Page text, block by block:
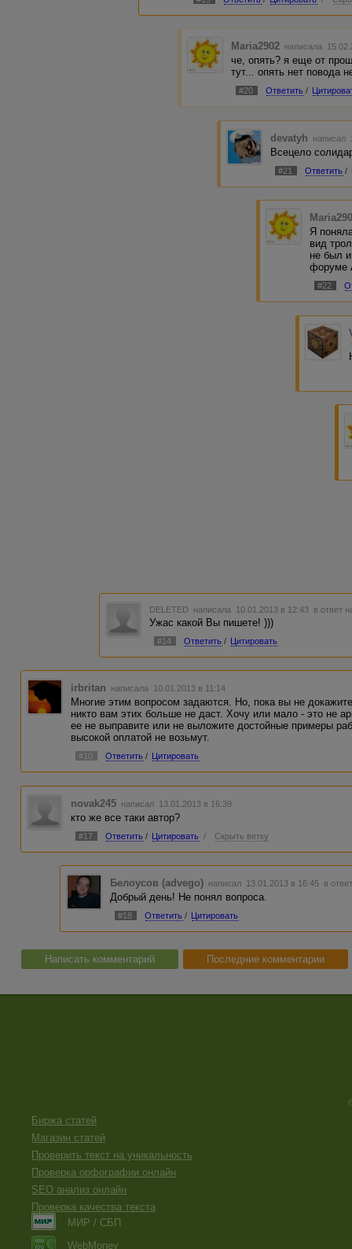
Maria2902 написала
че, опять? я еще от
тут... опять нет повода
#20 Ответить /
devatyh написал
Всецело
#21 Ответить /
Я
вид
не был
форуме
#22
DELETED написала 10.01.2013 в 12:43 в ответ
Ужас какой Вы пишете! )))
#14 Ответить / Цитировать
irbritan написала 10.01.2013 в 11:14
Многие этим вопросом задаются. Но, пока вы не
никто вам этих больше не даст. Хочу или мало - это не
ее не выправите или не выложите достойные примеры
высокой оплатой не возьмут.
#10 Ответить / Цитировать
novak245 написал 13.01.2013 в 16:39
кто же все таки автор?
#17 Ответить / Цитировать / Скрыть ветку
Белоусов (advego) написал 13.01.2013 в 16:45 в
Добрый день! Не понял вопроса.
#18 Ответить / Цитировать
Написать комментарий Последние комментарии
Биржа статей
Магазин статей
Проверить текст на уникальность
Проверка орфографии онлайн
SEO анализ онлайн
Проверка качества текста
МИР / СБП
WebMoney